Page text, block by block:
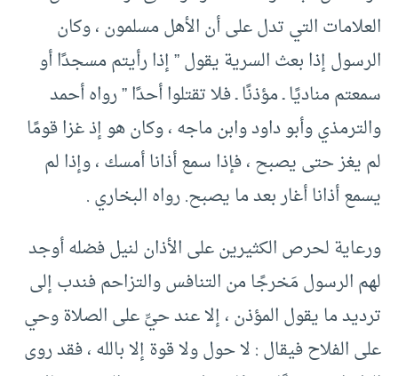
العلامات التي تدل على أن الأهل مسلمون ، وكان
الرسول إذا بعث السرية يقول ” إذا رأيتم مسجدًا أو
سمعتم مناديًا ـ مؤذنًا ـ فلا تقتلوا أحدًا ” رواه أحمد
والترمذي وأبو داود وابن ماجه ، وكان هو إذ غزا قومًا
لم يغز حتى يصبح ، فإذا سمع أذانا أمسك ، وإذا لم
يسمع أذانا أغار بعد ما يصبح. رواه البخاري .
ورعاية لحرص الكثيرين على الأذان لنيل فضله أوجد
لهم الرسول مَخرجًا من التنافس والتزاحم فندب إلى
ترديد ما يقول المؤذن ، إلا عند حيِّ على الصلاة وحي
على الفلاح فيقال : لا حول ولا قوة إلا بالله ، فقد روى